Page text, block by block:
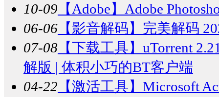
10-09 【Adobe】 Adobe
06-06 【影音解码】 完美解码
07-08 【下载工具】 uTorrent
解版 | 体积小巧的BT客户端
04-22 【激活工具】 Microsoft